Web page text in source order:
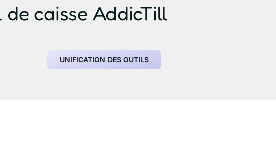
caisse AddicTill
UNIFICATION DES OUTILS